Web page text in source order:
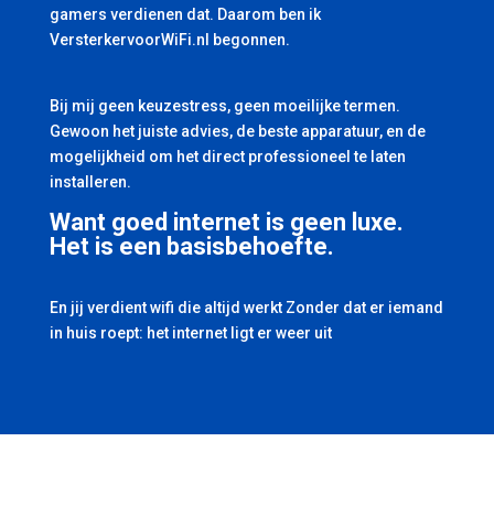
gamers verdienen dat. Daarom ben ik
VersterkervoorWiFi.nl begonnen.
Bij mij geen keuzestress, geen moeilijke termen.
Gewoon het juiste advies, de beste apparatuur, en de
mogelijkheid om het direct professioneel te laten
installeren.
Want goed internet is geen luxe.
Het is een basisbehoefte.
En jij verdient wifi die altijd werkt Zonder dat er iemand
in huis roept: het internet ligt er weer uit